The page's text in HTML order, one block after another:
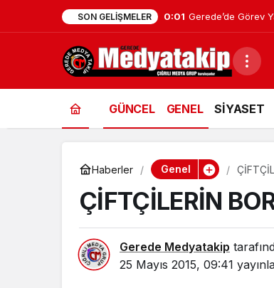
SON GELIŞMELER 0:01 Gerede’de Görev
GÜNCEL GENEL SİYASET
Haberler Genel
ÇİFTÇİLERİN
Gerede Medyatakip
25 Mayıs 2015, 09:41